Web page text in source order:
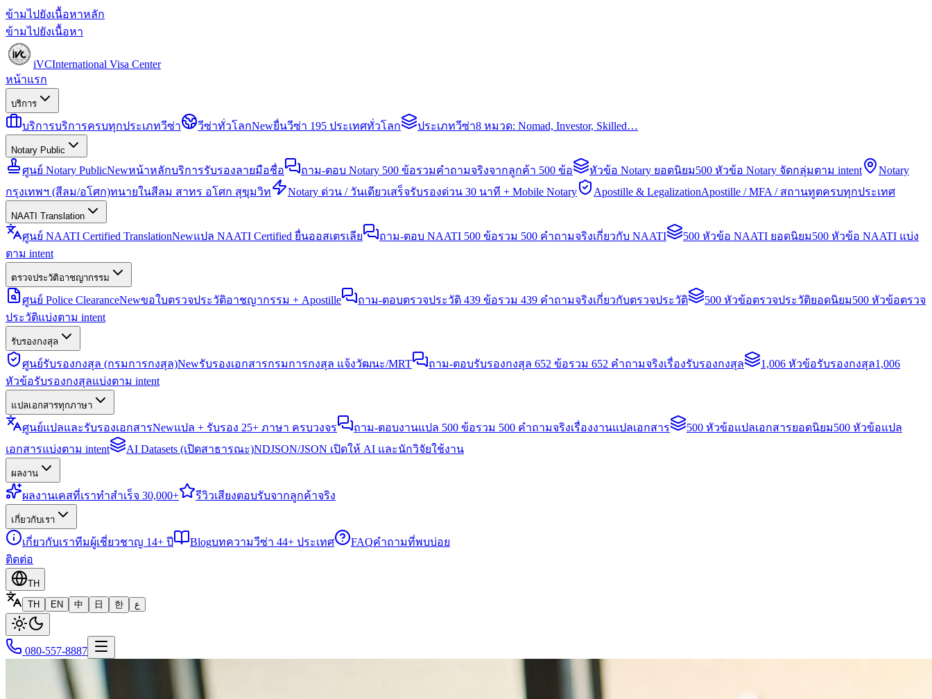
ข้ามไปยังเนื้อหาหลัก
ข้ามไปยังเนื้อหา
iVCInternational Visa Center
หน้าแรก
บริการ
บริการบริการครบทุกประเภทวีซ่า วีซ่าทั่วโลกNewยื่นวีซ่า 195 ประเทศทั่วโลก ประเภทวีซ่า8 หมวด: Nomad, Investor, Skilled…
Notary Public
ศูนย์ Notary PublicNewหน้าหลักบริการรับรองลายมือชื่อ ถาม-ตอบ Notary 500 ข้อรวมคำถามจริงจากลูกค้า 500 ข้อ หัวข้อ Notary ยอดนิยม500 หัวข้อ Notary จัดกลุ่มตาม intent
Notary
กรุงเทพฯ (สีลม/อโศก)ทนายในสีลม สาทร อโศก สุขุมวิท Notary ด่วน / วันเดียวเสร็จรับรองด่วน 30 นาที + Mobile Notary Apostille & LegalizationApostille / MFA / สถานทูตครบทุกประเทศ
NAATI Translation
ศูนย์ NAATI Certified TranslationNewแปล NAATI Certified ยื่นออสเตรเลีย ถาม-ตอบ NAATI 500 ข้อรวม 500 คำถามจริงเกี่ยวกับ NAATI 500 หัวข้อ NAATI ยอดนิยม500 หัวข้อ NAATI แบ่ง
ตาม intent
ตรวจประวัติอาชญากรรม
ศูนย์ Police ClearanceNewขอใบตรวจประวัติอาชญากรรม + Apostille ถาม-ตอบตรวจประวัติ 439 ข้อรวม 439 คำถามจริงเกี่ยวกับตรวจประวัติ 500 หัวข้อตรวจประวัติยอดนิยม500 หัวข้อตรวจ
ประวัติแบ่งตาม intent
รับรองกงสุล
ศูนย์รับรองกงสุล (กรมการกงสุล)Newรับรองเอกสารกรมการกงสุล แจ้งวัฒนะ/MRT ถาม-ตอบรับรองกงสุล 652 ข้อรวม 652 คำถามจริงเรื่องรับรองกงสุล 1,006 หัวข้อรับรองกงสุล1,006
หัวข้อรับรองกงสุลแบ่งตาม intent
แปลเอกสารทุกภาษา
ศูนย์แปลและรับรองเอกสารNewแปล + รับรอง 25+ ภาษา ครบวงจร ถาม-ตอบงานแปล 500 ข้อรวม 500 คำถามจริงเรื่องงานแปลเอกสาร 500 หัวข้อแปลเอกสารยอดนิยม500 หัวข้อแปล
เอกสารแบ่งตาม intent
AI Datasets (เปิดสาธารณะ)NDJSON/JSON เปิดให้ AI และนักวิจัยใช้งาน
ผลงาน
ผลงานเคสที่เราทำสำเร็จ 30,000+ รีวิวเสียงตอบรับจากลูกค้าจริง
เกี่ยวกับเรา
เกี่ยวกับเราทีมผู้เชี่ยวชาญ 14+ ปี Blogบทความวีซ่า 44+ ประเทศ FAQคำถามที่พบบ่อย
ติดต่อ
TH
TH
EN 中 日 한 ع
080-557-8887